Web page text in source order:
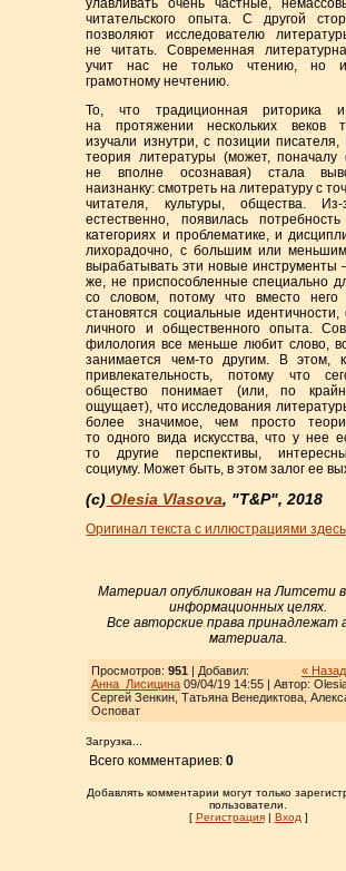
улавливать очень частные,
читательского опыта. С другой
позволяют исследователю
не читать. Современная
учит нас не только чтению, но
грамотному нечтению.
То, что традиционная риторика и
на протяжении нескольких веков
изучали изнутри, с позиции писателя,
теория литературы (может, поначалу
не вполне осознавая) стала
наизнанку: смотреть на литературу с
читателя, культуры, общества. Из-
естественно, появилась
категориях и проблематике, и
лихорадочно, с большим или
вырабатывать эти новые инструменты
же, не приспособленные специально
со словом, потому что вместо него
становятся социальные идентичности,
личного и общественного опыта.
филология все меньше любит слово,
занимается чем-то другим. В этом,
привлекательность, потому что
общество понимает (или, по
ощущает), что исследования
более значимое, чем просто
то одного вида искусства, что у нее
то другие перспективы,
социуму. Может быть, в этом залог ее
(с) Olesia Vlasova, "T&P",2018
Оригинал текста с иллюстрациями здесь
Материал опубликован на Литсети в
информационных целях.
Все авторские права принадлежат
материала.
« Назад
Просмотров: 951| Добавил:
Анна_Лисицина09/04/19 14:55 | Автор:
Сергей Зенкин, Татьяна Венедиктова,
Осповат
Загрузка...
Всего комментариев:0
Добавлять комментарии могут только
пользователи.
[ Регистрация| Вход ]